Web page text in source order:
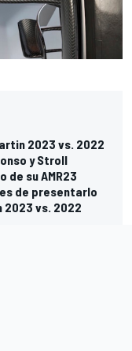
2023 vs. 2022
y Stroll
de su AMR23
de presentarlo
2023 vs. 2022